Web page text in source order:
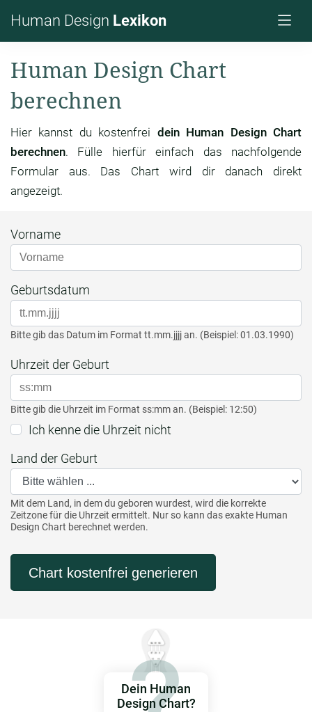
Human Design Lexikon
Human Design Chart
berechnen
Hier kannst du kostenfrei dein Human Design Chart
berechnen. Fülle hierfür einfach das nachfolgende
Formular aus. Das Chart wird dir danach direkt
angezeigt.
Vorname
Geburtsdatum
Bitte gib das Datum im Format tt.mm.jjjj an. (Beispiel: 01.03.1990)
Uhrzeit der Geburt
Bitte gib die Uhrzeit im Format ss:mm an. (Beispiel: 12:50)
Ich kenne die Uhrzeit nicht
Land der Geburt
Mit dem Land, in dem du geboren wurdest, wird die korrekte
Zeitzone für die Uhrzeit ermittelt. Nur so kann das exakte Human
Design Chart berechnet werden.
Chart kostenfrei generieren
Dein Human
Design Chart?